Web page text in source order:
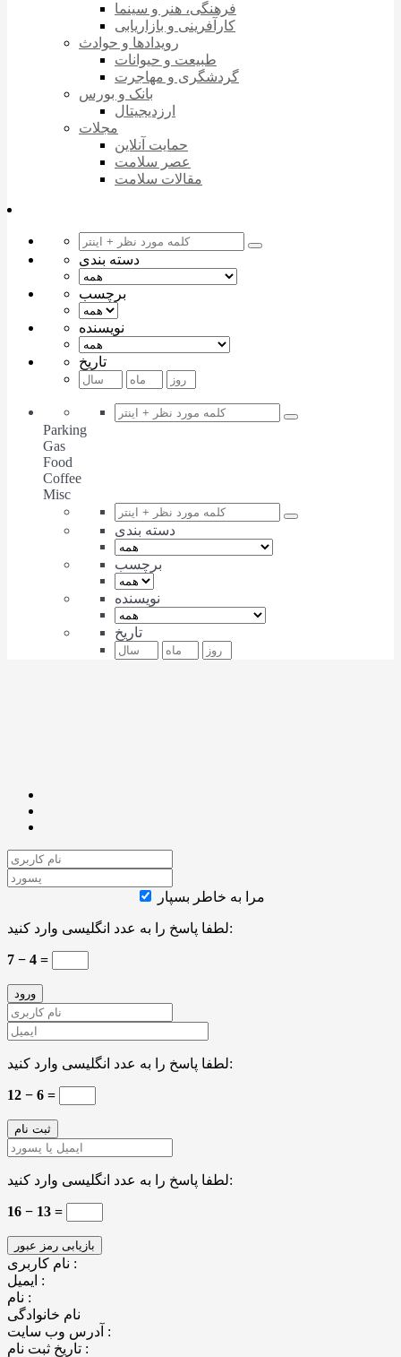
فرهنگی، هنر و سینما
کارآفرینی و بازاریابی
رویدادها و حوادث
طبیعت و حیوانات
گردشگری و مهاجرت
بانک و بورس
ارزدیجیتال
مجلات
حمایت آنلاین
عصر سلامت
مقالات سلامت
دسته بندی
برچسب
نویسنده
تاریخ
Parking
Gas
Food
Coffee
Misc
دسته بندی
برچسب
نویسنده
تاریخ
مرا به خاطر بسپار
لطفا پاسخ را به عدد انگلیسی وارد کنید:
7 − 4 =
لطفا پاسخ را به عدد انگلیسی وارد کنید:
12 − 6 =
لطفا پاسخ را به عدد انگلیسی وارد کنید:
16 − 13 =
نام کاربری :
ایمیل :
نام :
نام خانوادگی
آدرس وب سایت :
تاریخ ثبت نام :